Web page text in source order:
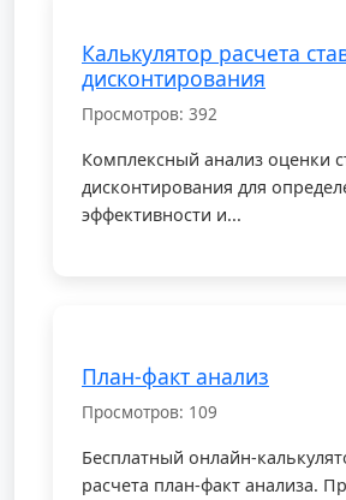
Калькулятор расчета
дисконтирования
Просмотров: 392
Комплексный анализ оценки
дисконтирования для
эффективности и...
План-факт анализ
Просмотров: 109
Бесплатный онлайн-
расчета план-факт анализа.